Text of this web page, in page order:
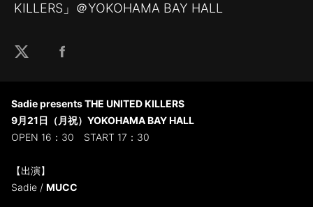
KILLERS」＠YOKOHAMA BAY HALL
Sadie presents THE UNITED KILLERS
9月21日（月祝）YOKOHAMA BAY HALL
OPEN 16：30 START 17：30
【出演】
Sadie / MUCC